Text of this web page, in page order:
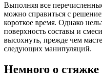
Выполняя все
можно справиться с
короткое время. Однако
поверхность составы и
высохнуть, прежде чем
следующих манипуляций.
Немного о стяжке